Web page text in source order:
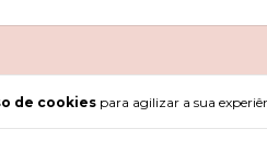
de cookies para agilizar a sua
Entre em contato